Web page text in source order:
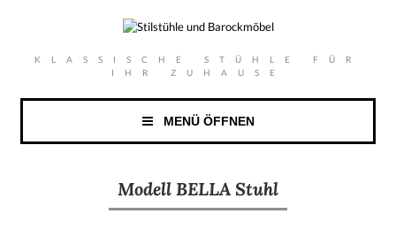
KLASSISCHE STÜHLE FÜR
IHR ZUHAUSE
MENÜ ÖFFNEN
Modell BELLA Stuhl